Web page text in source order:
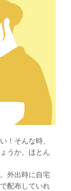
！そんな時、
うか。ほとん
外出時に自宅
配布していれ